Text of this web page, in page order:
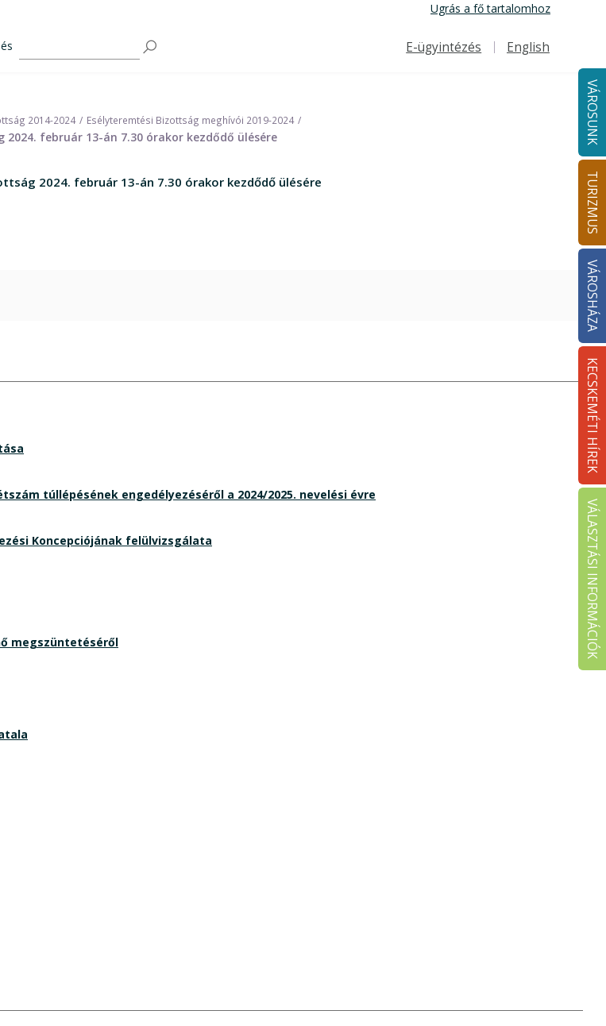
Ugrás a fő tartalomhoz
Felső navigáció
E-ügyintézés English
VÁROSUNK
TURIZMUS
VÁROSHÁZA
KECSKEMÉTI HÍREK
VÁLASZTÁSI INFORMÁCIÓK
2014-2024 Esélyteremtési Bizottság meghívói 2019-2024
2024. február 13-án 7.30 órakor kezdődő ülésére
2024. február 13-án 7.30 órakor kezdődő ülésére
túllépésének engedélyezéséről a 2024/2025. nevelési évre
Koncepciójának felülvizsgálata
megszüntetéséről